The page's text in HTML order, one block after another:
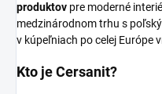
produktov pre moderné
medzinárodnom trhu s
v kúpeľniach po celej Európe
Kto je Cersanit?